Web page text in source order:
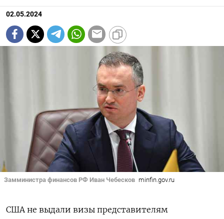
02.05.2024
Замминистра финансов РФ Иван Чебесков minfin.gov.ru
США не выдали визы представителям